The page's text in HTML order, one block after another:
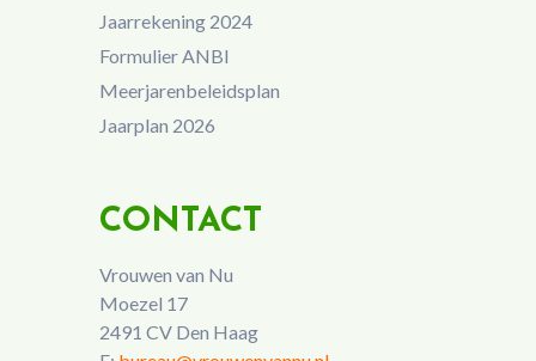
Jaarrekening 2024
Formulier ANBI
Meerjarenbeleidsplan
Jaarplan 2026
CONTACT
Vrouwen van Nu
Moezel 17
2491 CV Den Haag